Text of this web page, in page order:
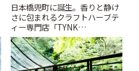
日本橋兜町に誕生。香りと静け
さに包まれるクラフトハーブテ
ィー専門店「TYNK
Kabutocho」 | ことりっぷ